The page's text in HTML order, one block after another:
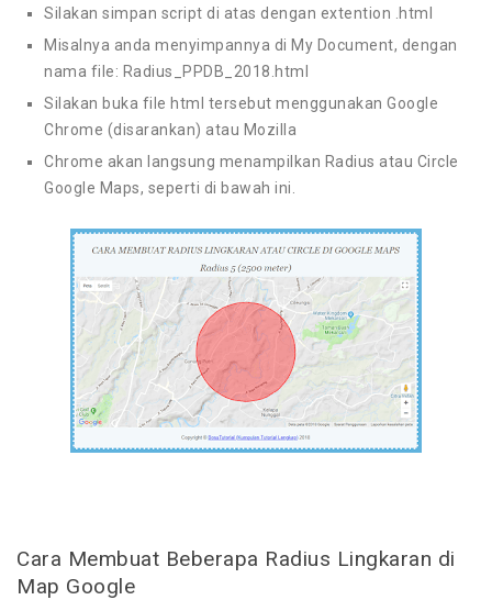
Silakan simpan script di atas dengan extention .html
Misalnya anda menyimpannya di My Document, dengan
nama file: Radius_PPDB_2018.html
Silakan buka file html tersebut menggunakan Google
Chrome (disarankan) atau Mozilla
Chrome akan langsung menampilkan Radius atau Circle
Google Maps, seperti di bawah ini.
Cara Membuat Beberapa Radius Lingkaran di
Map Google